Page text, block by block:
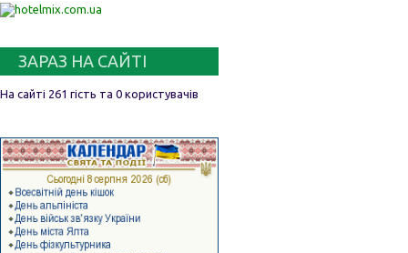
ЗАРАЗ НА САЙТІ
На сайті 261 гість та 0 користувачів